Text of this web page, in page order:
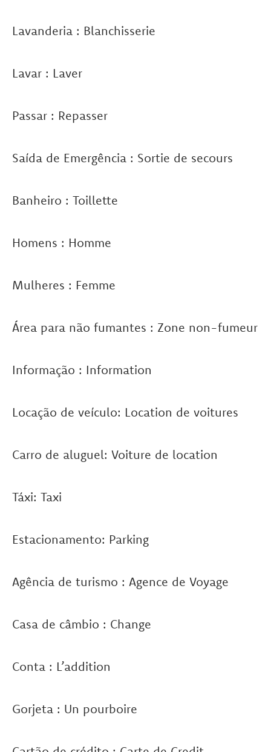
Lavanderia : Blanchisserie
Lavar : Laver
Passar : Repasser
Saída de Emergência : Sortie de secours
Banheiro : Toillette
Homens : Homme
Mulheres : Femme
Área para não fumantes : Zone non-fumeur
Informação : Information
Locação de veículo: Location de voitures
Carro de aluguel: Voiture de location
Táxi: Taxi
Estacionamento: Parking
Agência de turismo : Agence de Voyage
Casa de câmbio : Change
Conta : L’addition
Gorjeta : Un pourboire